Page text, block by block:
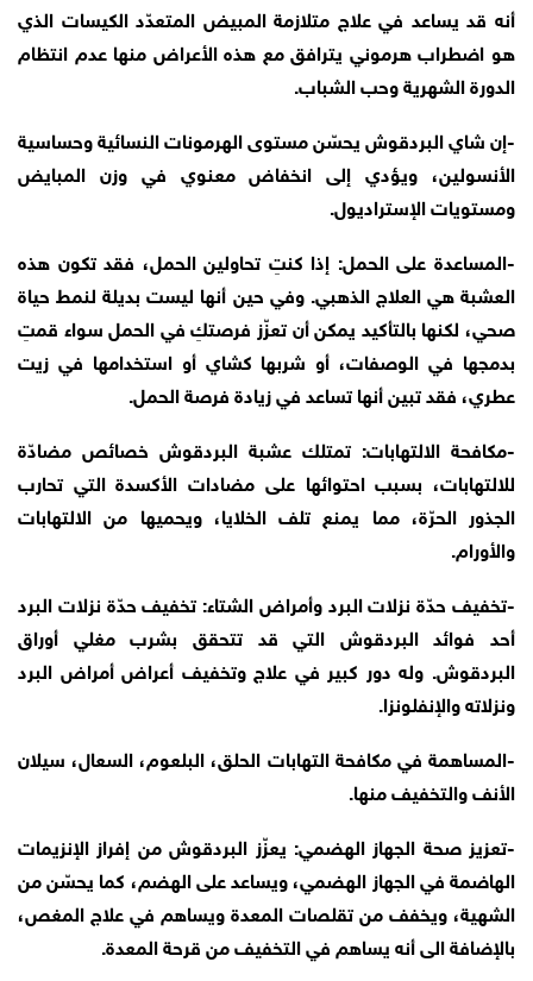
أنه قد يساعد في علاج متلازمة المبيض المتعدّد الكيسات الذي
هو اضطراب هرموني يترافق مع هذه الأعراض منها عدم انتظام
الدورة الشهرية وحب الشباب.
-إن شاي البردقوش يحسّن مستوى الهرمونات النسائية وحساسية
الأنسولين، ويؤدي إلى انخفاض معنوي في وزن المبايض
ومستويات الإستراديول.
-المساعدة على الحمل: إذا كنتِ تحاولين الحمل، فقد تكون هذه
العشبة هي العلاج الذهبي. وفي حين أنها ليست بديلة لنمط حياة
صحي، لكنها بالتأكيد يمكن أن تعزّز فرصتكِ في الحمل سواء قمتِ
بدمجها في الوصفات، أو شربها كشاي أو استخدامها في زيت
عطري، فقد تبين أنها تساعد في زيادة فرصة الحمل.
-مكافحة الالتهابات: تمتلك عشبة البردقوش خصائص مضادّة
للالتهابات، بسبب احتوائها على مضادات الأكسدة التي تحارب
الجذور الحرّة، مما يمنع تلف الخلايا، ويحميها من الالتهابات
والأورام.
-تخفيف حدّة نزلات البرد وأمراض الشتاء: تخفيف حدّة نزلات البرد
أحد فوائد البردقوش التي قد تتحقق بشرب مغلي أوراق
البردقوش. وله دور كبير في علاج وتخفيف أعراض أمراض البرد
ونزلاته والإنفلونزا.
-المساهمة في مكافحة التهابات الحلق، البلعوم، السعال، سيلان
الأنف والتخفيف منها.
-تعزيز صحة الجهاز الهضمي: يعزّز البردقوش من إفراز الإنزيمات
الهاضمة في الجهاز الهضمي، ويساعد على الهضم، كما يحسّن من
الشهية، ويخفف من تقلصات المعدة ويساهم في علاج المغص،
بالإضافة الى أنه يساهم في التخفيف من قرحة المعدة.